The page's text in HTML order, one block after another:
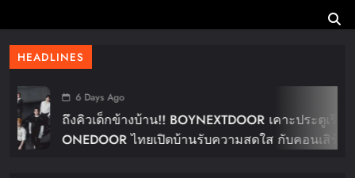
HEADLINES
6 Days Ago
ถึงคิวเด็กข้างบ้าน!! BOYNEXTDOOR เคาะประตูเรียก
ONEDOOR ไทยเปิดบ้านรับความสดใส กับคอนเสิร์ต